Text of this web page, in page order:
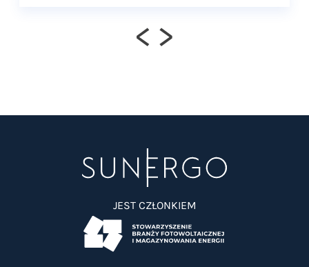
< >
JEST CZŁONKIEM